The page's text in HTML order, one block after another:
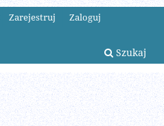
Szukaj
Zarejestruj Zaloguj